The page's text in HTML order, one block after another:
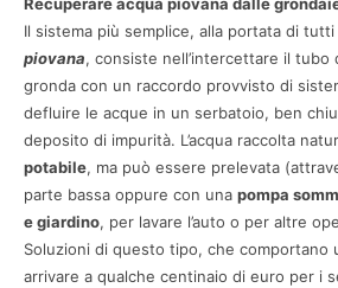
Recuperare acqua piovana dalle
Il sistema più semplice, alla portata di
piovana, consiste nell’intercettare il tubo
gronda con un raccordo provvisto di
defluire le acque in un serbatoio, ben
deposito di impurità. L’acqua raccolta
potabile, ma può essere prelevata
parte bassa oppure con una pompa
e giardino, per lavare l’auto o per altre
Soluzioni di questo tipo, che comportano
arrivare a qualche centinaio di euro per i